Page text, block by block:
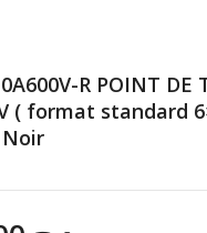
R POINT DE
( format standard